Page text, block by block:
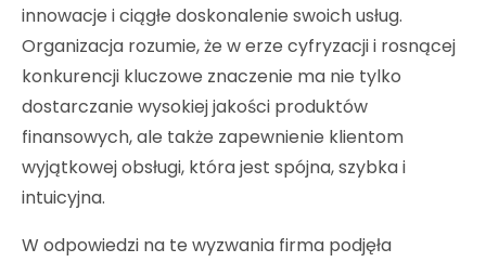
innowacje i ciągłe doskonalenie swoich usług.
Organizacja rozumie, że w erze cyfryzacji i rosnącej
konkurencji kluczowe znaczenie ma nie tylko
dostarczanie wysokiej jakości produktów
finansowych, ale także zapewnienie klientom
wyjątkowej obsługi, która jest spójna, szybka i
intuicyjna.
W odpowiedzi na te wyzwania firma podjęła